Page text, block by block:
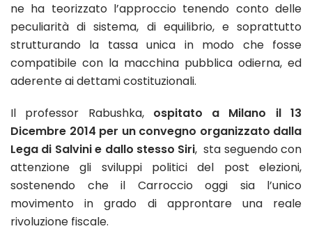
ne ha teorizzato l’approccio tenendo conto delle
peculiarità di sistema, di equilibrio, e soprattutto
strutturando la tassa unica in modo che fosse
compatibile con la macchina pubblica odierna, ed
aderente ai dettami costituzionali.
Il professor Rabushka, ospitato a Milano il 13
Dicembre 2014 per un convegno organizzato dalla
Lega di Salvini e dallo stesso Siri, sta seguendo con
attenzione gli sviluppi politici del post elezioni,
sostenendo che il Carroccio oggi sia l’unico
movimento in grado di approntare una reale
rivoluzione fiscale.